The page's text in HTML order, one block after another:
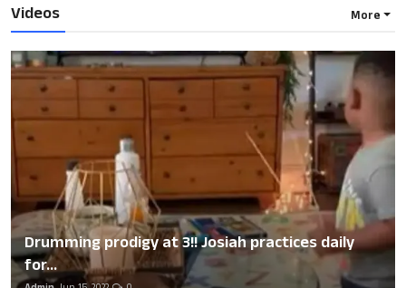
Videos More
Drumming prodigy at 3!! Josiah practices daily
for...